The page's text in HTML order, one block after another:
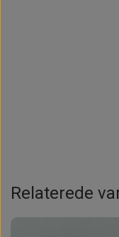
Relaterede